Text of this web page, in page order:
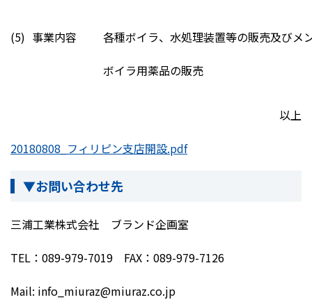
(5) 事業内容
各種ボイラ、水処理装置等の販売及びメ
ボイラ用薬品の販売
以上
20180808_フィリピン支店開設.pdf
▼お問い合わせ先
三浦工業株式会社 ブランド企画室
TEL：089-979-7019 FAX：089-979-7126
Mail: info_miuraz@miuraz.co.jp